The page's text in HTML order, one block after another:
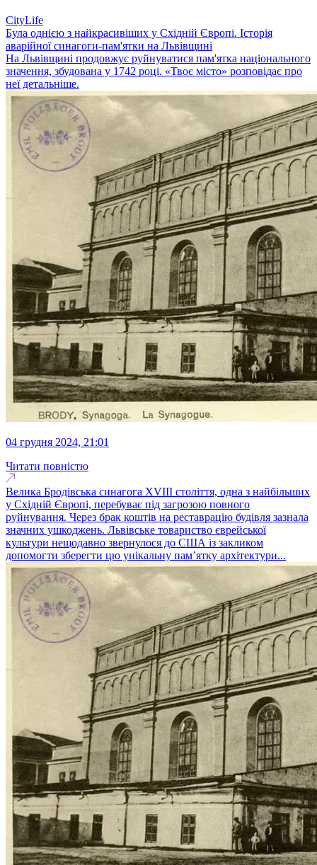
CityLife
Була однією з найкрасивіших у Східній Європі. Історія
аварійної синагоги-пам'ятки на Львівщині
На Львівщині продовжує руйнуватися пам'ятка національного
значення, збудована у 1742 році. «Твоє місто» розповідає про
неї детальніше.
04 грудня 2024, 21:01
Читати повністю
Велика Бродівська синагога XVIII століття, одна з найбільших
у Східній Європі, перебуває під загрозою повного
руйнування. Через брак коштів на реставрацію будівля зазнала
значних ушкоджень. Львівське товариство єврейської
культури нещодавно звернулося до США із закликом
допомогти зберегти цю унікальну пам’ятку архітектури...